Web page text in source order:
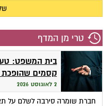
טרי מן המדף
בית המשפט:
קסמים שהופכת
2 לאוגוסט 2026
חברת שומרה סירבה לשלם על